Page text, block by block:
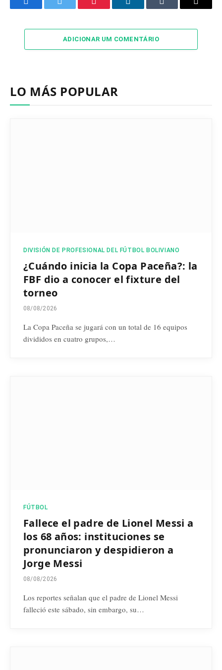
FacebookTwitter Pinterest LinkedInTumblr Email
ADICIONAR UM COMENTÁRIO
LO MÁS POPULAR
DIVISIÓN DE PROFESIONAL DEL FÚTBOL BOLIVIANO
¿Cuándo inicia la Copa Paceña?: la
FBF dio a conocer el fixture del
torneo
08/08/2026
La Copa Paceña se jugará con un total de 16 equipos
divididos en cuatro grupos,…
FÚTBOL
Fallece el padre de Lionel Messi a
los 68 años: instituciones se
pronunciaron y despidieron a
Jorge Messi
08/08/2026
Los reportes señalan que el padre de Lionel Messi
falleció este sábado, sin embargo, su…